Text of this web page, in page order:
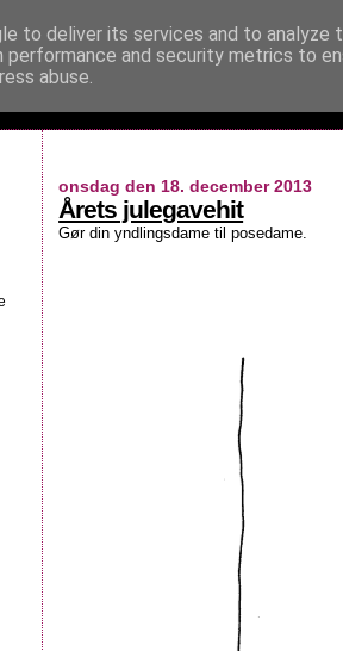
onsdag den 18. december 2013
Årets julegavehit
Gør din yndlingsdame til posedame.
to deliver its services and to analyze
performance and security metrics to
abuse.